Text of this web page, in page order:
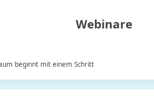
Webinare
beginnt mit einem Schritt